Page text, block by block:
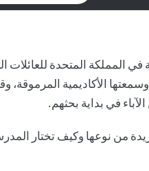
المملكة المتحدة للعائلات
الأكاديمية المرموقة،
في بداية بحثهم.
من نوعها وكيف تختار